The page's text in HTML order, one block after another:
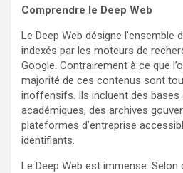
Comprendre le Deep Web
Le Deep Web désigne l’ensemble
indexés par les moteurs de
Google. Contrairement à ce que
majorité de ces contenus sont
inoffensifs. Ils incluent des bases
académiques, des archives
plateformes d’entreprise
identifiants.
Le Deep Web est immense.